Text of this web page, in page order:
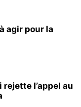
agir pour la
rejette l’appel au